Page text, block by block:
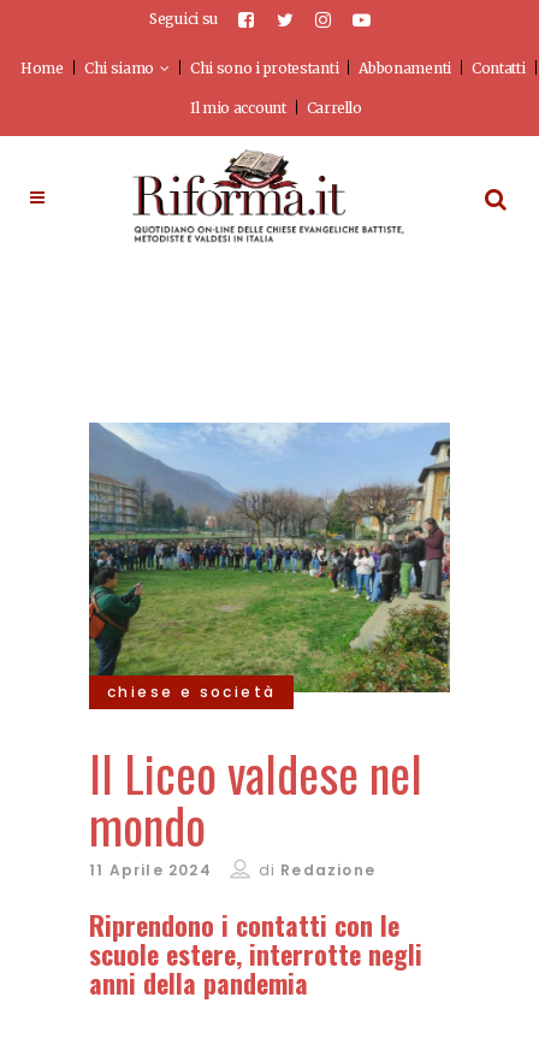
Seguici su
Home Chi siamo Chi sono i protestanti Abbonamenti Contatti
Il mio account Carrello
chiese e società
Il Liceo valdese nel
mondo
11 Aprile 2024 di Redazione
Riprendono i contatti con le
scuole estere, interrotte negli
anni della pandemia